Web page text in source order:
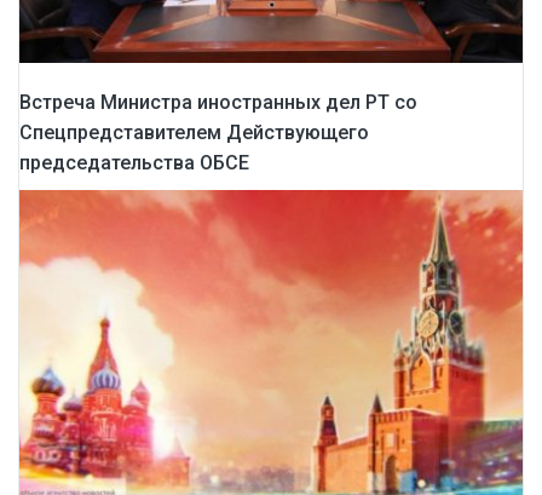
Встреча Министра иностранных дел РТ со
Спецпредставителем Действующего
председательства ОБСЕ